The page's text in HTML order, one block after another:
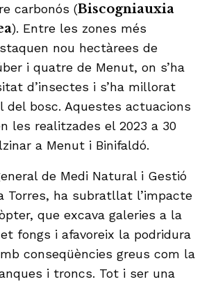
carbonós (Biscogniauxia
). Entre les zones més
nou hectàrees de
i quatre de Menut, on s’ha
d’insectes i s’ha millorat
del bosc. Aquestes actuacions
les realitzades el 2023 a 30
a Menut i Binifaldó.
de Medi Natural i Gestió
Torres, ha subratllat l’impacte
que excava galeries a la
fongs i afavoreix la podridura
conseqüències greus com la
i troncs. Tot i ser una